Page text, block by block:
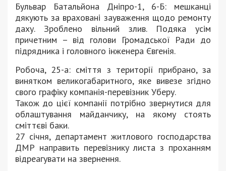
Бульвар Батальйона Дніпро-1, 6-Б: мешканці
дякують за враховані зауваження щодо ремонту
даху. Зроблено вільний злив. Подяка усім
причетним – від голови Громадської Ради до
підрядника і головного інженера Євгенія.
Робоча, 25-а: сміття з території прибрано, за
винятком великогабаритного, яке вивезе згідно
свого графіку компанія-перевізник Уберу.
Також до цієї компанії потрібно звернутися для
облаштування майданчику, на якому стоять
сміттєві баки.
27 січня, департамент житлового господарства
ДМР направить перевізнику листа з проханням
відреагувати на звернення.